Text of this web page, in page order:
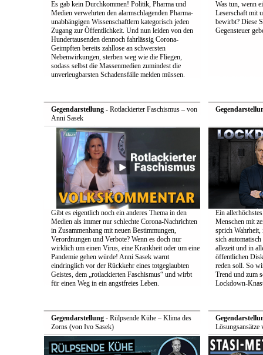
Es gab kein Durchkommen! Politik, Pharma und
Medien verwehrten den alarmschlagenden Pharma-
unabhängigen Wissenschaftlern kategorisch jeden
Zugang zur Öffentlichkeit. Und nun leiden von den
Hundertausenden dennoch fahrlässig Corona-
Geimpften bereits zahllose an schwersten
Nebenwirkungen, sterben weg wie die Fliegen,
sodass selbst die Massenmedien zumindest die
unverleugbarsten Schadensfälle melden müssen.
Was tun, wenn
Leserschaft mit
bewirbt? Diese
Gegensteuer
Gegendarstellung- Rotlackierter Faschismus – von
Anni Sasek
Gibt es eigentlich noch ein anderes Thema in den
Medien als immer nur schlechte Corona-Nachrichten
in Zusammenhang mit neuen Bestimmungen,
Verordnungen und Verbote? Wenn es doch nur
wirklich um einen Virus, eine Krankheit oder um eine
Pandemie gehen würde! Anni Sasek warnt
eindringlich vor der Rückkehr eines totgeglaubten
Geistes, dem „rotlackierten Faschismus“ und wirbt
für einen Weg in ein angstfreies Leben.
Ein
Menschen mit
sprich Wahrheit,
sich
allezeit und in
öffentlichen
reden soll. So
Trend und zum
Lockdown-
Gegendarstellung- Rülpsende Kühe – Klima des
Zorns (von Ivo Sasek)
Lösungsansätze